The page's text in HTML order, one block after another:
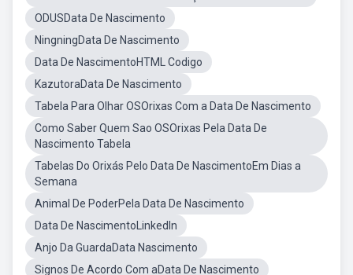
ODUSData De Nascimento
NingningData De Nascimento
Data De NascimentoHTML Codigo
KazutoraData De Nascimento
Tabela Para Olhar OSOrixas Com a Data De Nascimento
Como Saber Quem Sao OSOrixas Pela Data De
Nascimento Tabela
Tabelas Do Orixás Pelo Data De NascimentoEm Dias a
Semana
Animal De PoderPela Data De Nascimento
Data De NascimentoLinkedIn
Anjo Da GuardaData Nascimento
Signos De Acordo Com aData De Nascimento